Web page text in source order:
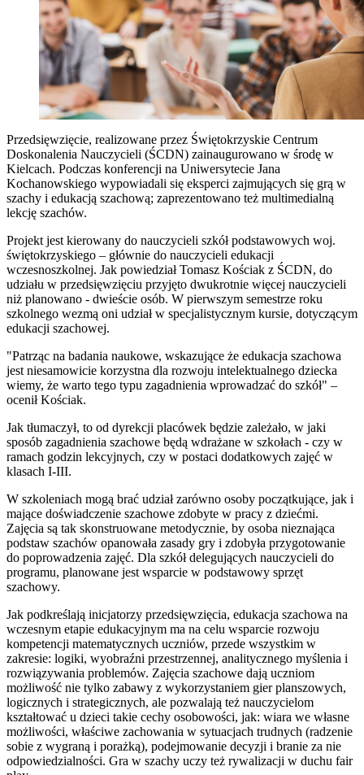
Przedsięwzięcie, realizowane przez Świętokrzyskie Centrum
Doskonalenia Nauczycieli (ŚCDN) zainaugurowano w środę w
Kielcach. Podczas konferencji na Uniwersytecie Jana
Kochanowskiego wypowiadali się eksperci zajmujących się grą w
szachy i edukacją szachową; zaprezentowano też multimedialną
lekcję szachów.
Projekt jest kierowany do nauczycieli szkół podstawowych woj.
świętokrzyskiego – głównie do nauczycieli edukacji
wczesnoszkolnej. Jak powiedział Tomasz Kościak z ŚCDN, do
udziału w przedsięwzięciu przyjęto dwukrotnie więcej nauczycieli
niż planowano - dwieście osób. W pierwszym semestrze roku
szkolnego wezmą oni udział w specjalistycznym kursie, dotyczącym
edukacji szachowej.
"Patrząc na badania naukowe, wskazujące że edukacja szachowa
jest niesamowicie korzystna dla rozwoju intelektualnego dziecka
wiemy, że warto tego typu zagadnienia wprowadzać do szkół" –
ocenił Kościak.
Jak tłumaczył, to od dyrekcji placówek będzie zależało, w jaki
sposób zagadnienia szachowe będą wdrażane w szkołach - czy w
ramach godzin lekcyjnych, czy w postaci dodatkowych zajęć w
klasach I-III.
W szkoleniach mogą brać udział zarówno osoby początkujące, jak i
mające doświadczenie szachowe zdobyte w pracy z dziećmi.
Zajęcia są tak skonstruowane metodycznie, by osoba nieznająca
podstaw szachów opanowała zasady gry i zdobyła przygotowanie
do poprowadzenia zajęć. Dla szkół delegujących nauczycieli do
programu, planowane jest wsparcie w podstawowy sprzęt
szachowy.
Jak podkreślają inicjatorzy przedsięwzięcia, edukacja szachowa na
wczesnym etapie edukacyjnym ma na celu wsparcie rozwoju
kompetencji matematycznych uczniów, przede wszystkim w
zakresie: logiki, wyobraźni przestrzennej, analitycznego myślenia i
rozwiązywania problemów. Zajęcia szachowe dają uczniom
możliwość nie tylko zabawy z wykorzystaniem gier planszowych,
logicznych i strategicznych, ale pozwalają też nauczycielom
kształtować u dzieci takie cechy osobowości, jak: wiara we własne
możliwości, właściwe zachowania w sytuacjach trudnych (radzenie
sobie z wygraną i porażką), podejmowanie decyzji i branie za nie
odpowiedzialności. Gra w szachy uczy też rywalizacji w duchu fair